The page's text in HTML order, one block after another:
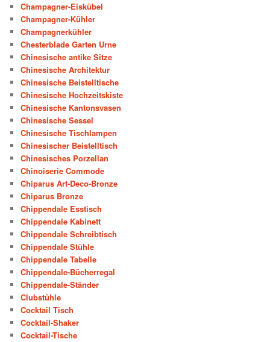
Champagner-Eiskübel
Champagner-Kühler
Champagnerkühler
Chesterblade Garten Urne
Chinesische antike Sitze
Chinesische Architektur
Chinesische Beistelltische
Chinesische Hochzeitskiste
Chinesische Kantonsvasen
Chinesische Sessel
Chinesische Tischlampen
Chinesischer Beistelltisch
Chinesisches Porzellan
Chinoiserie Commode
Chiparus Art-Deco-Bronze
Chiparus Bronze
Chippendale Esstisch
Chippendale Kabinett
Chippendale Schreibtisch
Chippendale Stühle
Chippendale Tabelle
Chippendale-Bücherregal
Chippendale-Ständer
Clubstühle
Cocktail Tisch
Cocktail-Shaker
Cocktail-Tische